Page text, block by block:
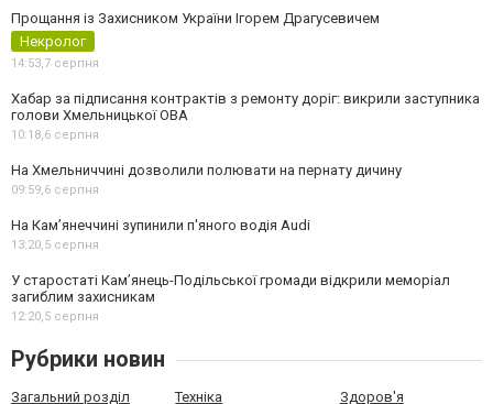
Прощання із Захисником України Ігорем Драгусевичем
Некролог
14:53,7 серпня
Хабар за підписання контрактів з ремонту доріг: викрили заступника
голови Хмельницької ОВА
10:18,6 серпня
На Хмельниччині дозволили полювати на пернату дичину
09:59,6 серпня
На Камʼянеччині зупинили п'яного водія Audi
13:20,5 серпня
У старостаті Кам’янець-Подільської громади відкрили меморіал
загиблим захисникам
12:20,5 серпня
Рубрики новин
Загальний розділ Техніка Здоров'я